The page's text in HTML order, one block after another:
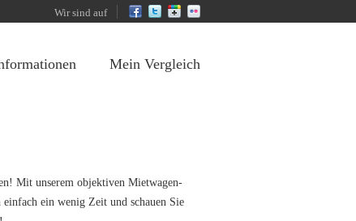
Wir sind auf
Mein Vergleich
Mit unserem objektiven Mietwagen-
ein wenig Zeit und schauen Sie